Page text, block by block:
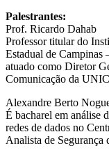
Palestrantes:
Prof. Ricardo Dahab
Professor titular do
Estadual de
atuado como Diretor
Comunicação da
Alexandre Berto
É bacharel em análise
redes de dados no
Analista de Segurança